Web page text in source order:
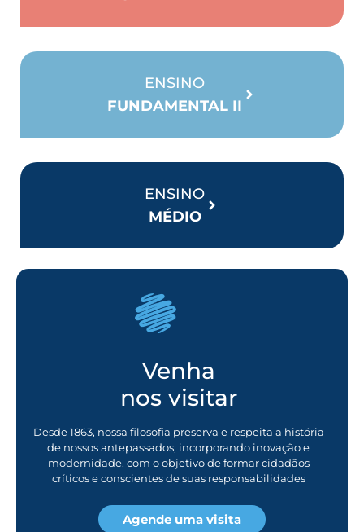
ENSINO
FUNDAMENTAL II
ENSINO
MÉDIO
Venha
nos visitar
Desde 1863, nossa filosofia preserva e respeita a história
de nossos antepassados, incorporando inovação e
modernidade, com o objetivo de formar cidadãos
críticos e conscientes de suas responsabilidades
Agende uma visita